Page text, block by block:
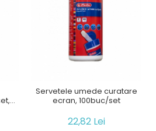
Servetele umede curatare
ecran, 100buc/set
22,82 Lei